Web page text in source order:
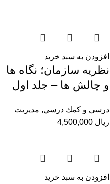
افزودن به سبد خرید
نظریه سازمان؛ نگاه ها
و چالش ها – جلد اول
درسي و كمك درسي, مديريت
ریال
افزودن به سبد خرید